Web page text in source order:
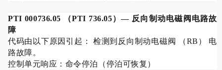
PTI 000736.05 （PTI 736.05）— 反向制动电磁阀电路故
障
代码由以下原因引起： 检测到反向制动电磁阀 （RB ） 电
路故障。
控制单元响应：命令停泊（停泊可恢复）